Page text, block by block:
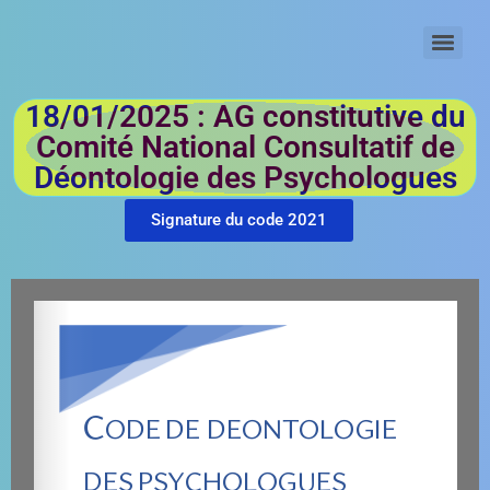
18/01/2025 : AG constitutive du
Comité National Consultatif de
Déontologie des Psychologues
Signature du code 2021